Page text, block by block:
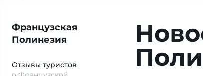
Французская
Полинезия
Отзывы туристов